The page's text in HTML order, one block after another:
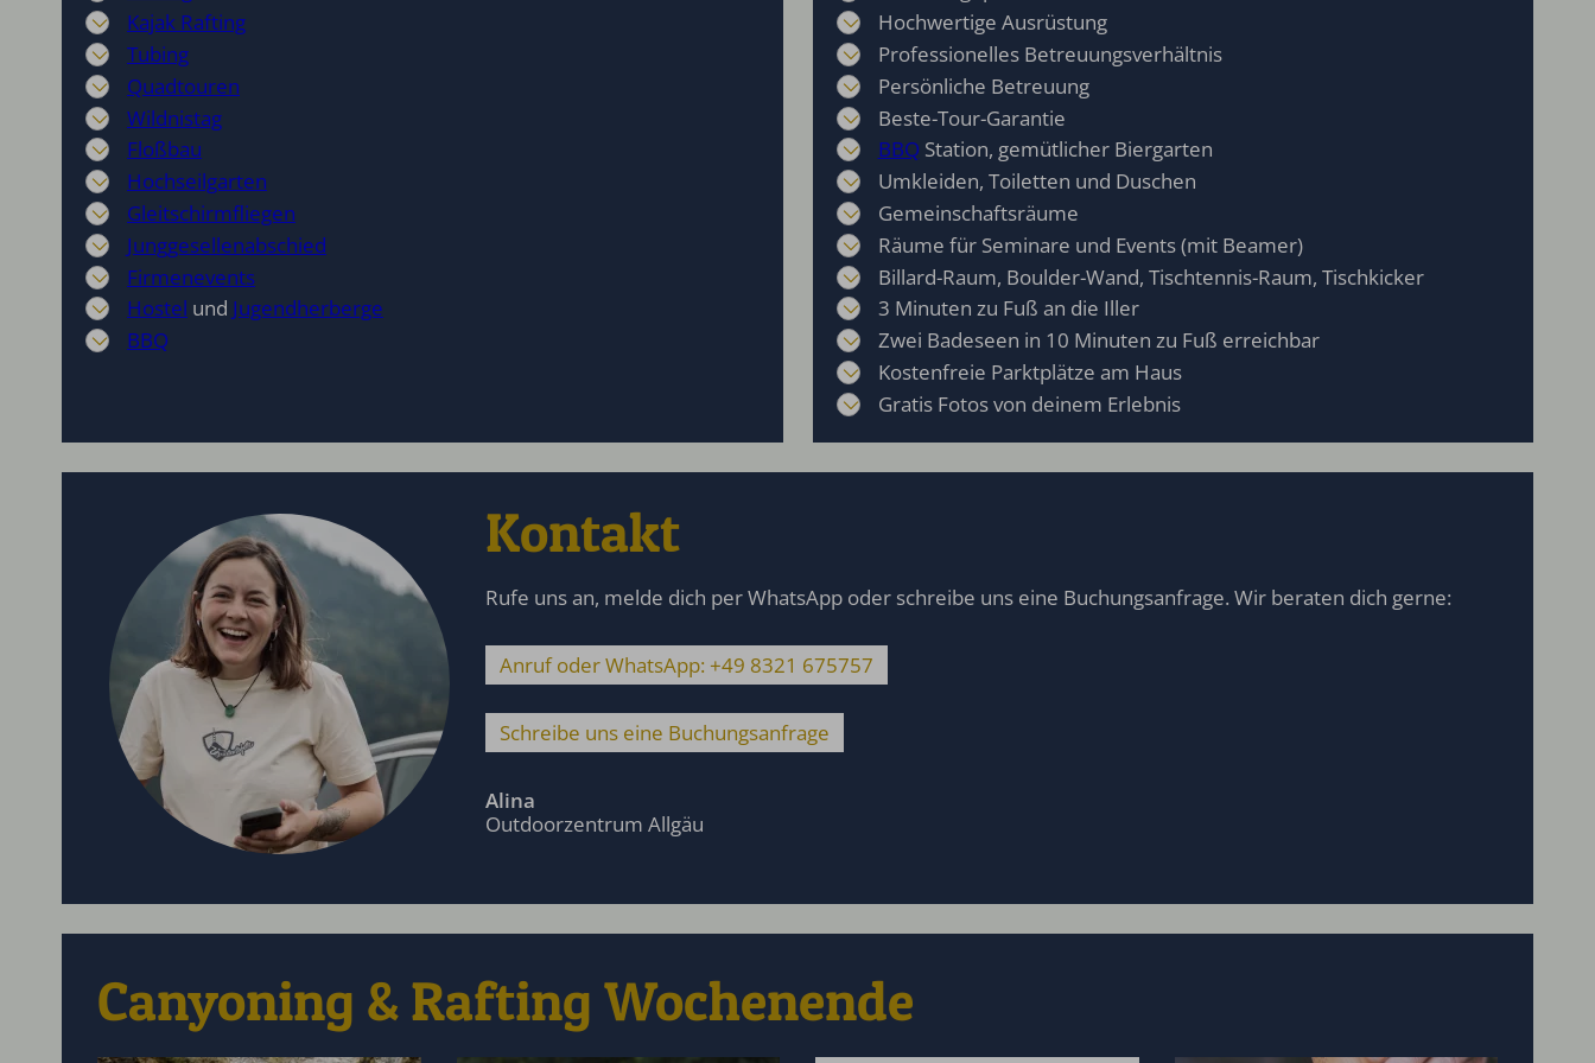
Kajak Rafting
Tubing
Quadtouren
Wildnistag
Floßbau
Hochseilgarten
Gleitschirmfliegen
Junggesellenabschied
Firmenevents
Hostel und Jugendherberge
BBQ
Hochwertige Ausrüstung
Professionelles Betreuungsverhältnis
Persönliche Betreuung
Beste-Tour-Garantie
BBQ Station, gemütlicher Biergarten
Umkleiden, Toiletten und Duschen
Gemeinschaftsräume
Räume für Seminare und Events (mit Beamer)
Billard-Raum, Boulder-Wand, Tischtennis-Raum, Tischkicker
3 Minuten zu Fuß an die Iller
Zwei Badeseen in 10 Minuten zu Fuß erreichbar
Kostenfreie Parktplätze am Haus
Gratis Fotos von deinem Erlebnis
Kontakt
Rufe uns an, melde dich per WhatsApp oder schreibe uns eine Buchungsanfrage. Wir beraten dich gerne:
Anruf oder WhatsApp: +49 8321 675757
Schreibe uns eine Buchungsanfrage
Alina
Outdoorzentrum Allgäu
Canyoning & Rafting Wochenende